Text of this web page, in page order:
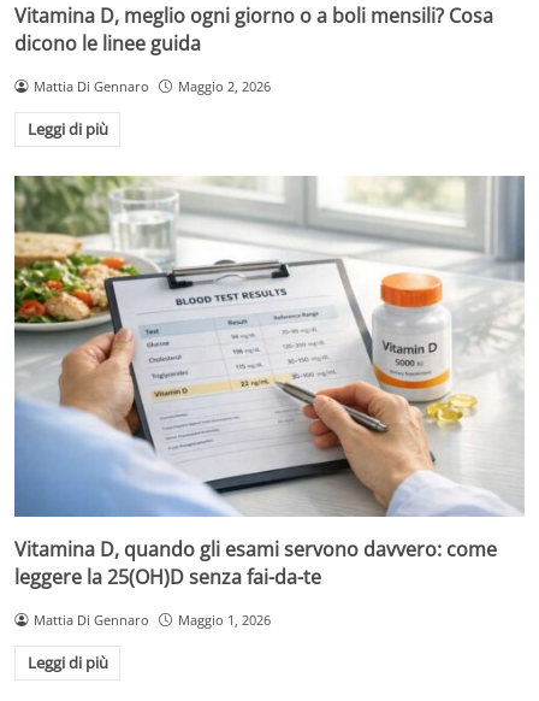
Vitamina D, meglio ogni giorno o a boli mensili? Cosa
dicono le linee guida
Mattia Di Gennaro Maggio 2, 2026
Leggi di più
Vitamina D, quando gli esami servono davvero: come
leggere la 25(OH)D senza fai-da-te
Mattia Di Gennaro Maggio 1, 2026
Leggi di più